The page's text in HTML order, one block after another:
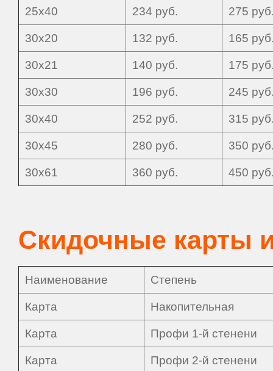
25х40 234 руб. 275
30х20 132 руб. 165
30х21 140 руб. 175
30х30 196 руб. 245
30х40 252 руб. 315
30х45 280 руб. 350
30х61 360 руб. 450
Скидочные карты
Наименование Степень
Карта Накопительная
Карта Профи 1-й стенени
Карта Профи 2-й стенени